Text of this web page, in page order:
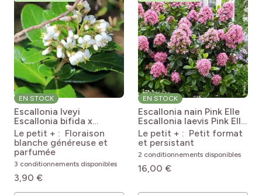
EN STOCK
Escallonia Iveyi
Escallonia bifida x
exoniensis Iveyi
Le petit + : Floraison
blanche généreuse et
parfumée
3 conditionnements disponibles
3,90 €
EN STOCK
Escallonia nain Pink Elle
Escallonia laevis Pink Elle
Lades
Le petit + : Petit format
et persistant
2 conditionnements disponibles
16,00 €